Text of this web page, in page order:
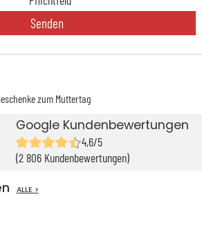
Senden
zum Muttertag
Google Kundenbewertungen
4,6/5
(2 806 Kundenbewertungen)
ALLE >